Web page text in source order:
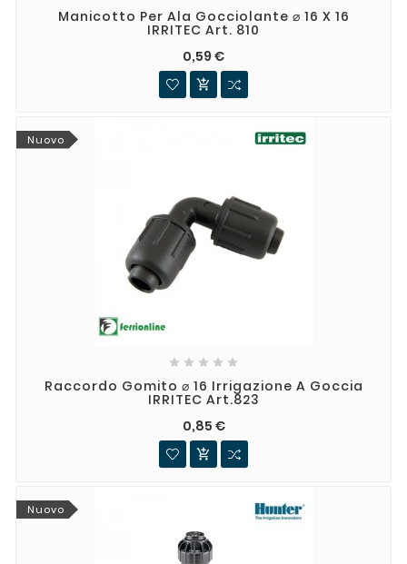
Manicotto Per Ala Gocciolante ⌀ 16 X 16
IRRITEC Art. 810
0,59 €

Nuovo
    
Raccordo Gomito ⌀ 16 Irrigazione A Goccia
IRRITEC Art.823
0,85 €

Nuovo